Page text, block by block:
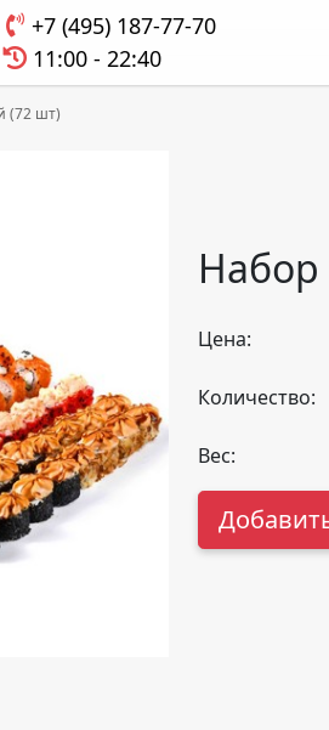
+7 (495) 187-77-70
11:00 - 22:40
(72 шт)
Цена:
Количество:
Вес: